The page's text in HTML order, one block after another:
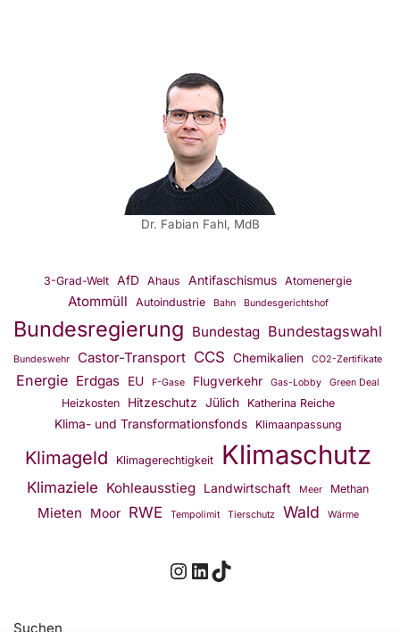
Dr. Fabian Fahl, MdB
3-Grad-Welt AfD Ahaus Antifaschismus Atomenergie
Atommüll Autoindustrie Bahn Bundesgerichtshof
Bundesregierung Bundestag Bundestagswahl
Bundeswehr Castor-Transport CCS Chemikalien CO2-Zertifikate
Energie Erdgas EU F-Gase Flugverkehr Gas-Lobby Green Deal
Heizkosten Hitzeschutz Jülich Katherina Reiche
Klima- und Transformationsfonds Klimaanpassung
Klimageld Klimagerechtigkeit Klimaschutz
Klimaziele Kohleausstieg Landwirtschaft Meer Methan
Mieten Moor RWE Tempolimit Tierschutz Wald Wärme
Suchen